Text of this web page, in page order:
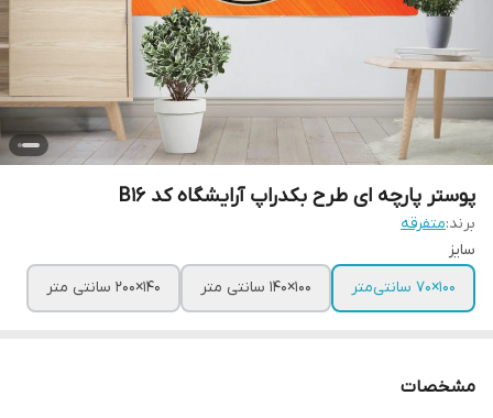
پوستر پارچه ای طرح بکدراپ آرایشگاه کد B16
برند:متفرقه
سایز
100×70 سانتی‌متر
100×140 سانتی متر 140×200 سانتی متر
مشخصات